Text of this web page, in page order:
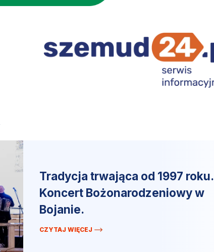
Tradycja trwająca od 1997 roku.
Koncert Bożonarodzeniowy w
Bojanie.
CZYTAJ WIĘCEJ